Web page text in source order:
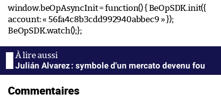
window.beOpAsyncInit = function() { BeOpSDK.init({
account: « 56fa4c8b3cdd992940abbec9 » });
BeOpSDK.watch();};
Julián Alvarez : symbole d'un mercato devenu fou
Commentaires